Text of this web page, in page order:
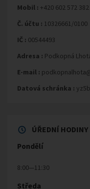
Mobil : +420 602 572 382
Č. účtu : 10326661/0100
IČ : 00544493
Adresa : Podkopná
E-mail :
Datová schránka :
ÚŘEDNÍ HODINY
Pondělí
8:00—11:30
Středa